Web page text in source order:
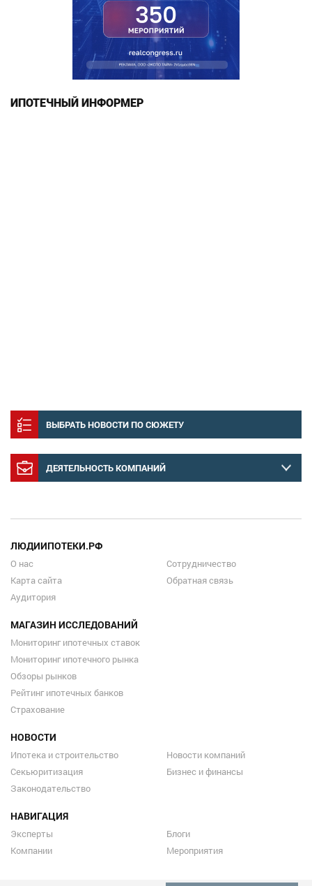
ИПОТЕЧНЫЙ ИНФОРМЕР
ВЫБРАТЬ НОВОСТИ ПО СЮЖЕТУ
ДЕЯТЕЛЬНОСТЬ КОМПАНИЙ
ЛЮДИИПОТЕКИ.РФ
О нас
Карта сайта
Аудитория
Сотрудничество
Обратная связь
МАГАЗИН ИССЛЕДОВАНИЙ
Мониторинг ипотечных ставок
Мониторинг ипотечного рынка
Обзоры рынков
Рейтинг ипотечных банков
Страхование
НОВОСТИ
Ипотека и строительство
Секьюритизация
Законодательство
Новости компаний
Бизнес и финансы
НАВИГАЦИЯ
Эксперты
Компании
Блоги
Мероприятия